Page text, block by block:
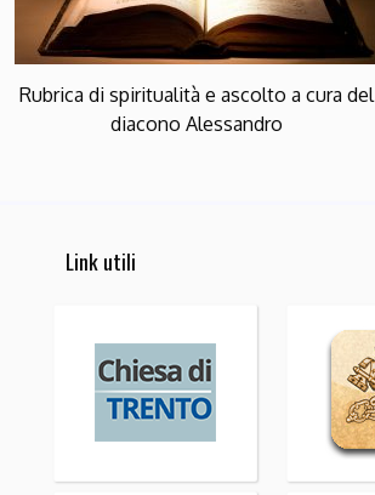
Rubrica di spiritualità e ascolto a cura del
diacono Alessandro
Link utili